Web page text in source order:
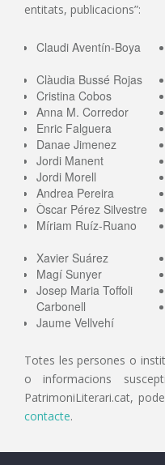
entitats, publicacions”:
Claudi Aventín-Boya
Clàudia Bussé Rojas
Cristina Cobos
Anna M. Corredor
Enric Falguera
Danae Jimenez
Jordi Manent
Jordi Morell
Andrea Pereira
Òscar Pérez Silvestre
Míriam Ruíz-Ruano
Xavier Suárez
Magí Sunyer
Josep Maria Toffoli
Carbonell
Jaume Vellvehí
Totes les persones o
o informacions
PatrimoniLiterari.cat,
contacte.